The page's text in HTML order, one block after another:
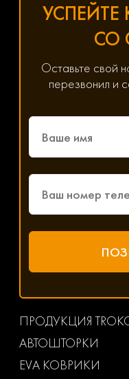
УСПЕЙТЕ
СО
Оставьте свой
перезвонил и
ПРОДУКЦИЯ
АВТОШТОРКИ
EVA КОВРИКИ